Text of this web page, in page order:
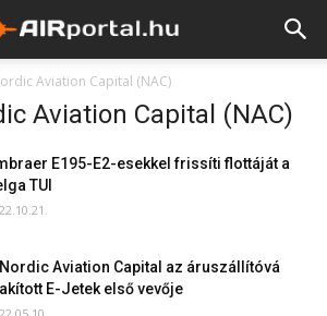
Aviation Capital (NAC)
Aviation Capital (NAC)
E195-E2-esekkel frissíti flottáját a
TUI
Aviation Capital az áruszállítóvá
E-Jetek első vevője